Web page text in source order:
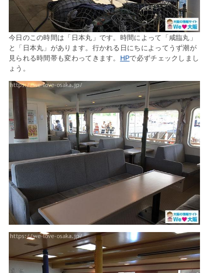
今日のこの時間は「日本丸」です。時間によって「咸臨丸」
と「日本丸」があります。行かれる日にちによってうず潮が
見られる時間帯も変わってきます。 HPで必ずチェックしまし
ょう。